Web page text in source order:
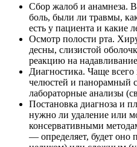
Сбор жалоб и анамнеза.
боль, были ли травмы,
есть у пациента и какие
Осмотр полости рта.
десны, слизистой
реакцию на
Диагностика. Чаще
челюстей и панорамный
лабораторные анализы
Постановка диагноза и
нужно ли удаление или
консервативными
— определяет, будет оно